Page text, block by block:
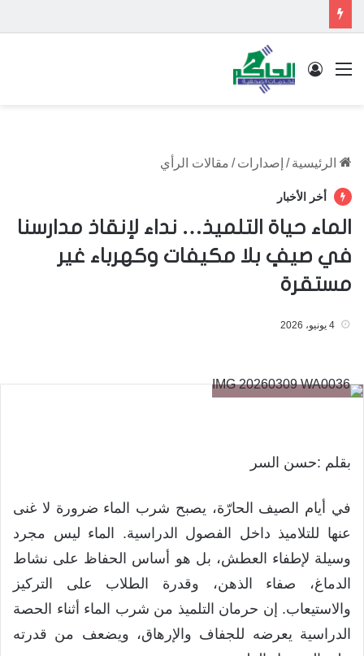
القائمة تسجيل الدخول
الرئيسية / إصدارات / مقالات الرأي
أخر الأخبار
الماء حياة التلميذ… نداء لإنقاذ مدارسنا
في صيفٍ بلا مكيفات وكهرباء غير
مستقرة
4 يونيو، 2026
بقلم :حسن السر
في أيام الصيف الحارّة، يصبح شرب الماء ضرورة لا غنى
عنها للتلاميذ داخل الفصول الدراسية. الماء ليس مجرد
وسيلة لإطفاء العطش، بل هو أساس الحفاظ على نشاط
الدماغ، صفاء الذهن، وقدرة الطلاب على التركيز
والاستيعاب. إن حرمان التلميذ من شرب الماء أثناء الحصة
الدراسية يعرضه للجفاف والإرهاق، ويضعف من قدرته